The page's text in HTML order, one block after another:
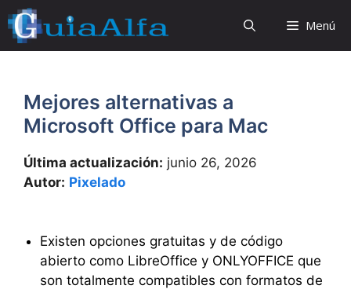
Saltar
al
contenido
Menú
Mejores alternativas a
Microsoft Office para Mac
Última actualización: junio 26, 2026
Autor: Pixelado
Existen opciones gratuitas y de código
abierto como LibreOffice y ONLYOFFICE que
son totalmente compatibles con formatos de